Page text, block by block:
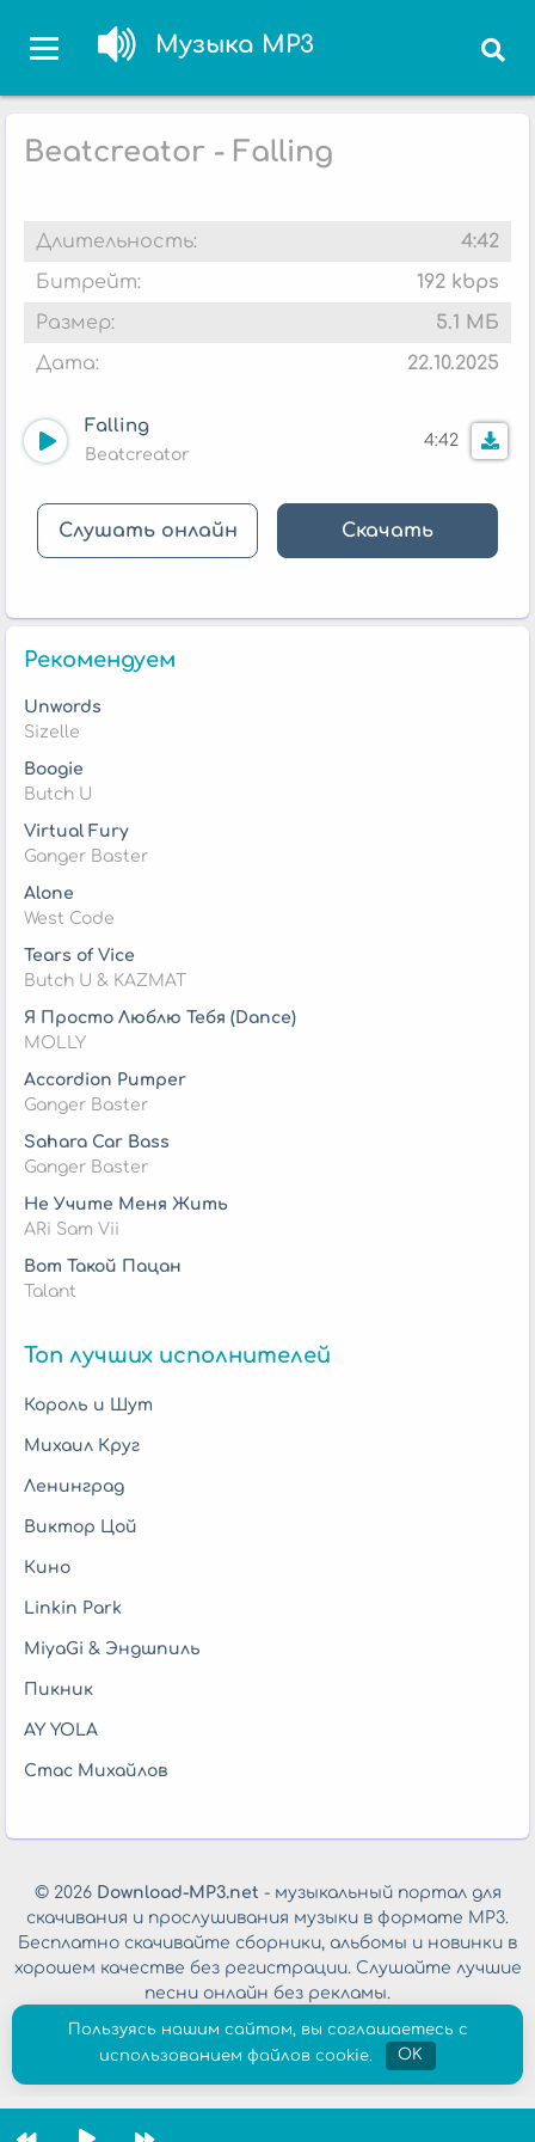
Музыка MP3
Beatcreator - Falling
Длительность:
4:42
Битрейт:
192 kbps
Размер:
5.1 МБ
Дата:
22.10.2025
Falling
Beatcreator
4:42
Слушать онлайн Скачать
Рекомендуем
Unwords
Sizelle
Boogie
Butch U
Virtual Fury
Ganger Baster
Alone
West Code
Tears of Vice
Butch U & KAZMAT
Я Просто Люблю Тебя (Dance)
MOLLY
Accordion Pumper
Ganger Baster
Sahara Car Bass
Ganger Baster
Не Учите Меня Жить
ARi Sam Vii
Вот Такой Пацан
Talant
Топ лучших исполнителей
Король и Шут
Михаил Круг
Ленинград
Виктор Цой
Кино
Linkin Park
MiyaGi & Эндшпиль
Пикник
AY YOLA
Стас Михайлов
© 2026 Download-MP3.net - музыкальный портал для
скачивания и прослушивания музыки в формате MP3.
Бесплатно скачивайте сборники, альбомы и новинки в
хорошем качестве без регистрации. Слушайте лучшие
песни онлайн без рекламы.
Обратная связь
Политика конфиденциальности
Пользуясь нашим сайтом, вы соглашаетесь с
использованием файлов cookie.
OK